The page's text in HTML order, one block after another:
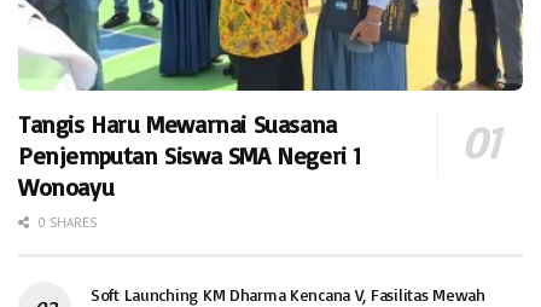
Tangis Haru Mewarnai Suasana
Penjemputan Siswa SMA Negeri 1
Wonoayu
0 SHARES
Soft Launching KM Dharma Kencana V, Fasilitas Mewah